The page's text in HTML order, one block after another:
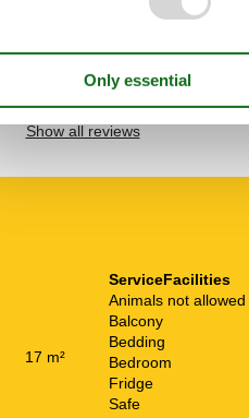
4 Overall: 5
Show all reviews
17 m²
ServiceFacilities
Animals not allowed
Balcony
Bedding
Bedroom
Fridge
Safe